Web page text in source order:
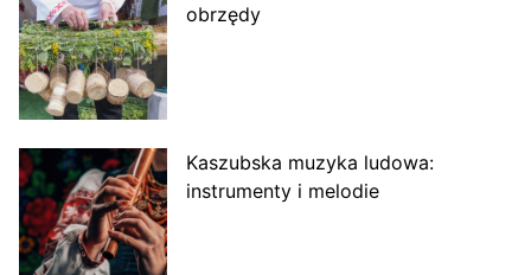
obrzędy
Kaszubska muzyka ludowa:
instrumenty i melodie